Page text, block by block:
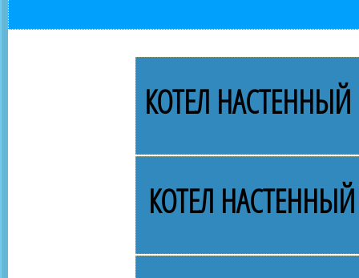
КОТЕЛ НАСТЕННЫЙ
КОТЕЛ